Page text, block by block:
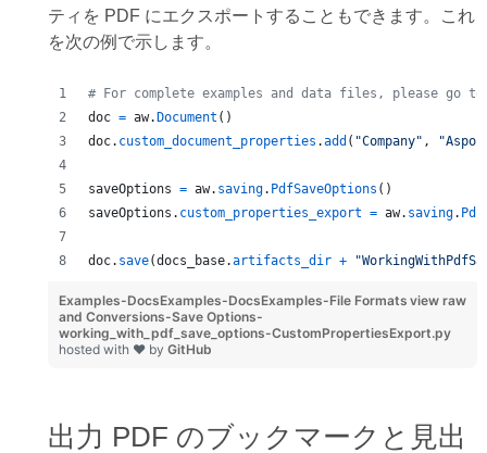
ティを PDF にエクスポートすることもできます。これ
を次の例で示します。
# For complete examples and data files, please go to
doc = aw. Document ()
doc. custom_document_properties .add ( "Company" ,
saveOptions = aw. saving. PdfSaveOptions ()
saveOptions . custom_properties_export = aw. saving.
doc. save(docs_base.artifacts_dir +
view raw
Examples-DocsExamples-DocsExamples-File Formats
and Conversions-Save Options-
working_with_pdf_save_options-CustomPropertiesExport.py
hosted with ❤ by GitHub
出力 PDF のブックマークと見出